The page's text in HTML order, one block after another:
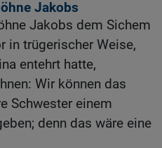
Jakobs
Jakobs dem Sichem
in trügerischer Weise,
entehrt hatte,
Wir können das
Schwester einem
denn das wäre eine